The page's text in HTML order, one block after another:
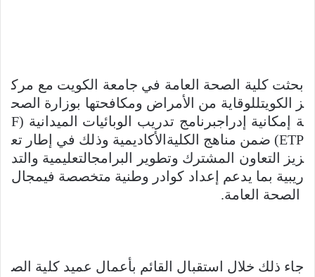
بحثت كلية الصحة العامة في جامعة الكويت مع مرك
ز الكويتللوقاية من الأمراض ومكافحتها بوزارة الصح
ة إمكانية إدراجبرنامج تدريب الوبائيات الميدانية (F
ETP) ضمن مناهج الكليةالأكاديمية وذلك في إطار تع
زيز التعاون المشترك وتطوير البرامجالتعليمية والتد
ريبية بما يدعم إعداد كوادر وطنية متخصصة فيمجال
الصحة العامة.
جاء ذلك خلال استقبال القائم بأعمال عميد كلية الص